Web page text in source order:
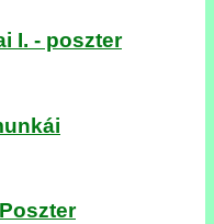
I. - poszter